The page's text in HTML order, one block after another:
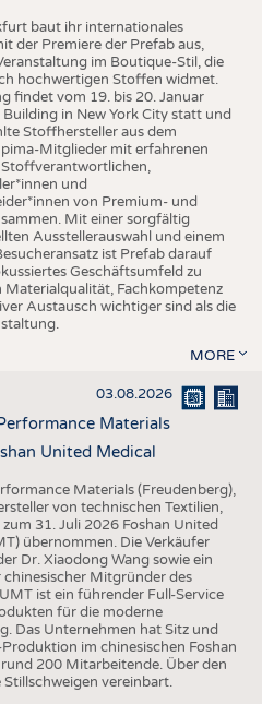
baut ihr internationales
der Premiere der Prefab aus,
im Boutique-Stil, die
hochwertigen Stoffen widmet.
findet vom 19. bis 20. Januar
in New York City statt und
Stoffhersteller aus dem
Mitglieder mit erfahrenen
Stoffverantwortlichen,
und
von Premium- und
Mit einer sorgfältig
Ausstellerauswahl und einem
ist Prefab darauf
Geschäftsumfeld zu
Materialqualität, Fachkompetenz
Austausch wichtiger sind als die
MORE
03.08.2026
Materials
United Medical
Materials (Freudenberg),
von technischen Textilien,
31. Juli 2026 Foshan United
übernommen. Die Verkäufer
Dr. Xiaodong Wang sowie ein
Mitgründer des
ist ein führender Full-Service
für die moderne
Das Unternehmen hat Sitz und
im chinesischen Foshan
200 Mitarbeitende. Über den
vereinbart.